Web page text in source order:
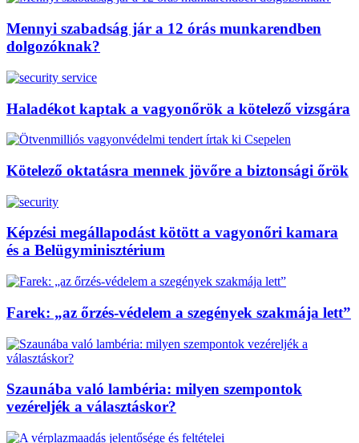
Mennyi szabadság jár a 12 órás munkarendben
dolgozóknak?
Haladékot kaptak a vagyonőrök a kötelező vizsgára
Kötelező oktatásra mennek jövőre a biztonsági őrök
Képzési megállapodást kötött a vagyonőri kamara
és a Belügyminisztérium
Farek: „az őrzés-védelem a szegények szakmája lett”
Szaunába való lambéria: milyen szempontok
vezéreljék a választáskor?